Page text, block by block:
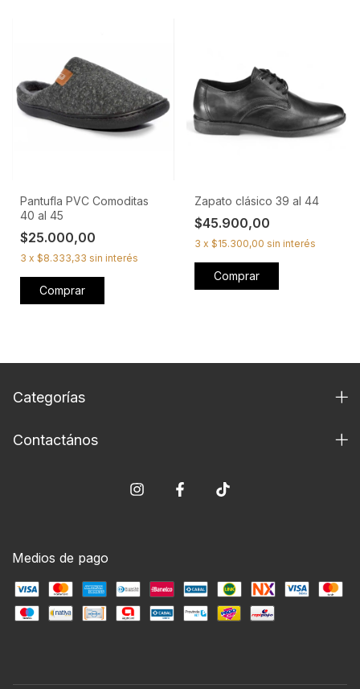
Pantufla PVC Comoditas
40 al 45
$25.000,00
3 x $8.333,33 sin interés
Comprar
Zapato clásico 39 al 44
$45.900,00
3 x $15.300,00 sin interés
Comprar
Categorías
Contactános
Medios de pago